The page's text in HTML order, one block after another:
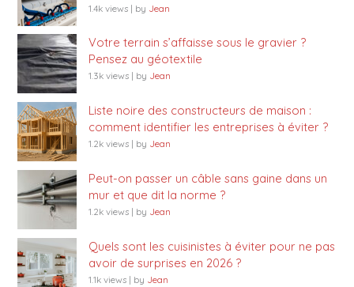
1.4k views | by Jean
Votre terrain s’affaisse sous le gravier ?
Pensez au géotextile
1.3k views | by Jean
Liste noire des constructeurs de maison :
comment identifier les entreprises à éviter ?
1.2k views | by Jean
Peut-on passer un câble sans gaine dans un
mur et que dit la norme ?
1.2k views | by Jean
Quels sont les cuisinistes à éviter pour ne pas
avoir de surprises en 2026 ?
1.1k views | by Jean